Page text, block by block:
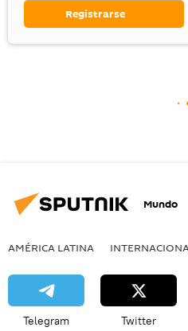
Registrarse
Mundo
AMÉRICA LATINA
Telegram Twitter